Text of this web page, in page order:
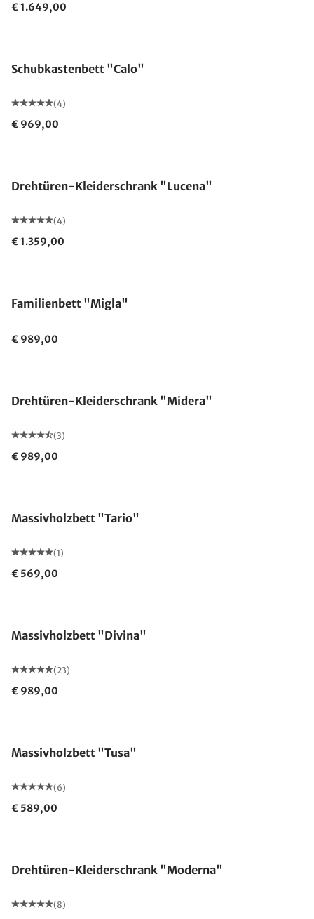
€ 1.649,00
Schubkastenbett "Calo"
(4)
€ 969,00
Drehtüren-Kleiderschrank "Lucena"
(4)
€ 1.359,00
Familienbett "Migla"
€ 989,00
Drehtüren-Kleiderschrank "Midera"
(3)
€ 989,00
Massivholzbett "Tario"
(1)
€ 569,00
Massivholzbett "Divina"
(23)
€ 989,00
Massivholzbett "Tusa"
(6)
€ 589,00
Drehtüren-Kleiderschrank "Moderna"
(8)